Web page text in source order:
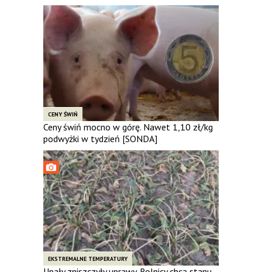
CENY ŚWIŃ
Ceny świń mocno w górę. Nawet 1,10 zł/kg
podwyżki w tydzień [SONDA]
EKSTREMALNE TEMPERATURY